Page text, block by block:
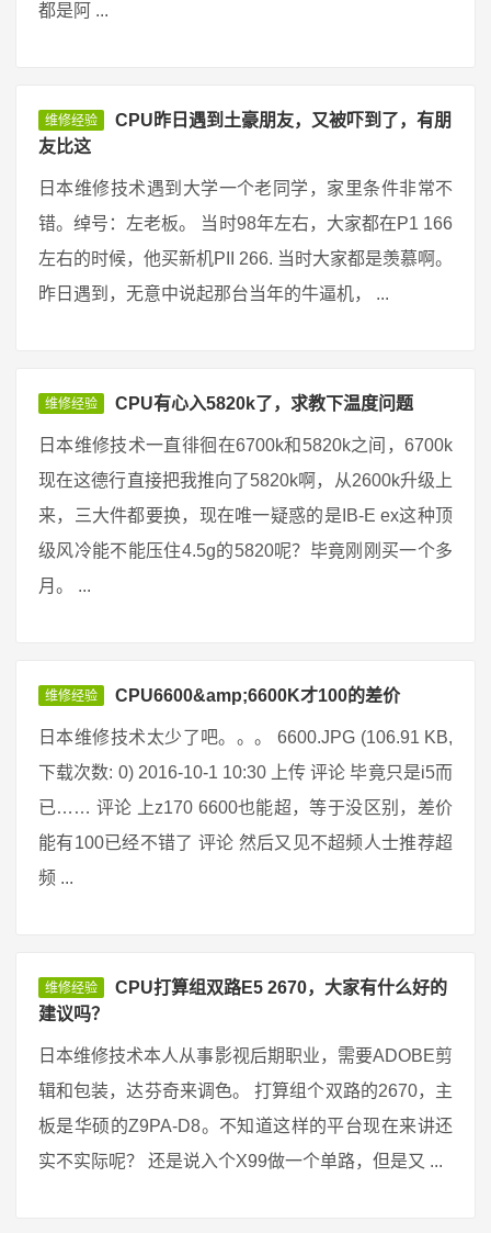
都是阿 ...
维修经验
CPU昨日遇到土豪朋友，又被吓到了，有朋
友比这
日本维修技术遇到大学一个老同学，家里条件非常不
错。绰号：左老板。 当时98年左右，大家都在P1 166
左右的时候，他买新机PII 266. 当时大家都是羡慕啊。
昨日遇到，无意中说起那台当年的牛逼机， ...
维修经验 CPU有心入5820k了，求教下温度问题
日本维修技术一直徘徊在6700k和5820k之间，6700k
现在这德行直接把我推向了5820k啊，从2600k升级上
来，三大件都要换，现在唯一疑惑的是IB-E ex这种顶
级风冷能不能压住4.5g的5820呢？毕竟刚刚买一个多
月。 ...
维修经验 CPU6600&amp;6600K才100的差价
日本维修技术太少了吧。。。 6600.JPG (106.91 KB,
下载次数: 0) 2016-10-1 10:30 上传 评论 毕竟只是i5而
已…… 评论 上z170 6600也能超，等于没区别，差价
能有100已经不错了 评论 然后又见不超频人士推荐超
频 ...
维修经验
CPU打算组双路E5 2670，大家有什么好的
建议吗？
日本维修技术本人从事影视后期职业，需要ADOBE剪
辑和包装，达芬奇来调色。 打算组个双路的2670，主
板是华硕的Z9PA-D8。不知道这样的平台现在来讲还
实不实际呢？ 还是说入个X99做一个单路，但是又 ...